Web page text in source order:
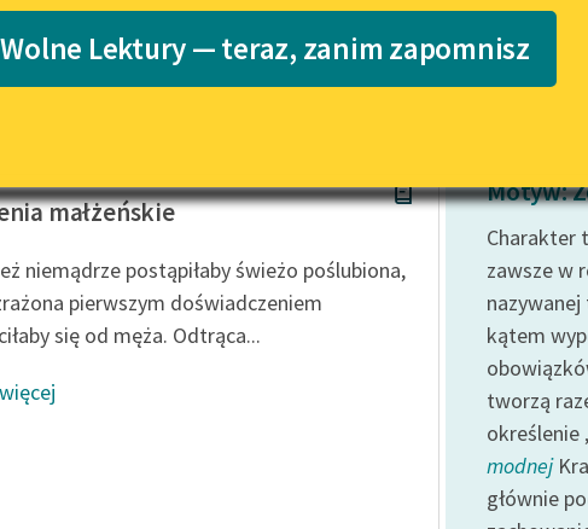
Lektury szkolne i klasyka
literatury do słuchania dla
E-kolekcja lektur szkolnych i
literatury do słuchania dla
niepełnosprawnościami
Feministyczne inspiracje.
Popularyzacja skandynawskiej
literatury feministycznej
Katalog
Katalog w formacie
Lektury — teraz, zanim zapomnisz
małżeńskie
niemądrze postąpiłaby świeżo poślubiona,
pierwszym doświadczeniem
się od męża. Odtrąca...
Motyw:
Charakter
zawsze w
kątem
tworzą
określenie
modnej
głównie